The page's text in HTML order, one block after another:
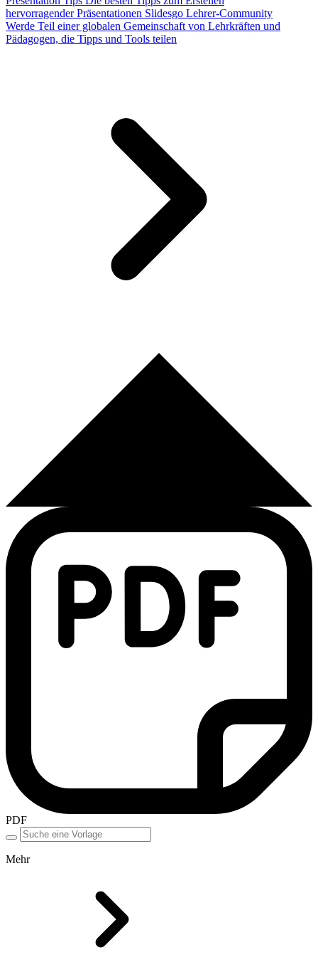
hervorragender Präsentationen Slidesgo Lehrer-Community
Werde Teil einer globalen Gemeinschaft von Lehrkräften und
Pädagogen, die Tipps und Tools teilen
PDF
Mehr